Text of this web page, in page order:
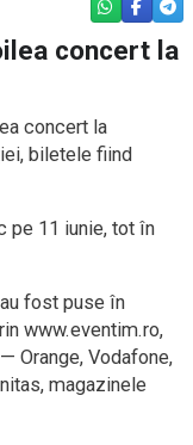
WHATSAPP
concert la
concert la
biletele fiind
pe 11 iunie, tot în
fost puse în
www.eventim.ro,
Orange, Vodafone,
magazinele